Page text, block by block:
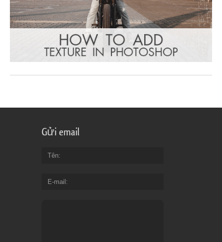
Gửi email
Tên
E-mail